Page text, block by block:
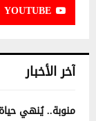
YOUTUBE
آخر الأخبار
منوبة.. يُنهي